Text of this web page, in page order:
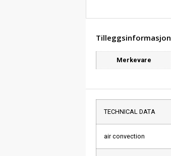
Tilleggsinformasjon
Merkevare
TECHNICAL DATA
air convection